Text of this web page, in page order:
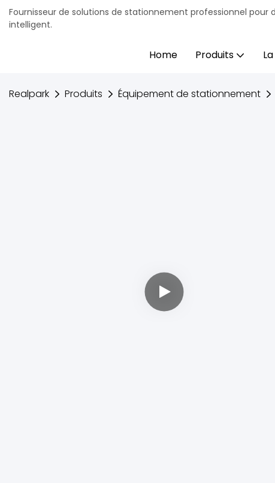
Fournisseur de solutions de stationnement professionnel
intelligent.
Home Produits
Realpark Produits Équipement de stationnement